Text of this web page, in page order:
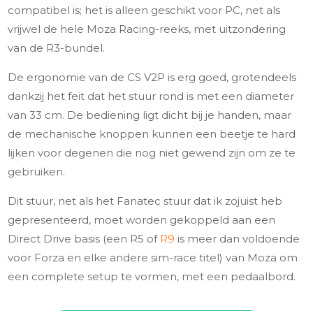
compatibel is; het is alleen geschikt voor PC, net als
vrijwel de hele Moza Racing-reeks, met uitzondering
van de R3-bundel.
De ergonomie van de CS V2P is erg goed, grotendeels
dankzij het feit dat het stuur rond is met een diameter
van 33 cm. De bediening ligt dicht bij je handen, maar
de mechanische knoppen kunnen een beetje te hard
lijken voor degenen die nog niet gewend zijn om ze te
gebruiken.
Dit stuur, net als het Fanatec stuur dat ik zojuist heb
gepresenteerd, moet worden gekoppeld aan een
Direct Drive basis (een R5 of R9 is meer dan voldoende
voor Forza en elke andere sim-race titel) van Moza om
een complete setup te vormen, met een pedaalbord.